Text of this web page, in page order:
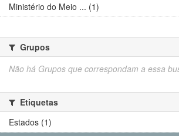
Ministério do Meio ... (1)
Grupos
Não há Grupos que correspondam a essa
Etiquetas
Estados (1)